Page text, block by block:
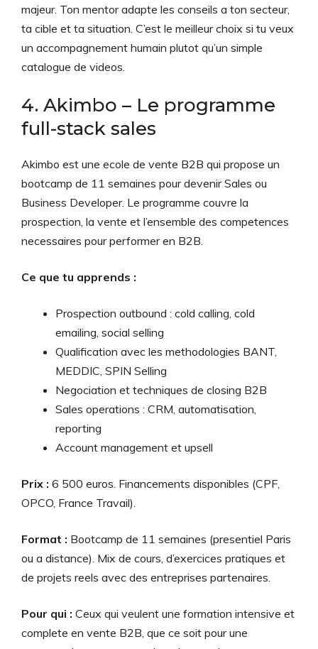
majeur. Ton mentor adapte les conseils a ton secteur,
ta cible et ta situation. C’est le meilleur choix si tu veux
un accompagnement humain plutot qu’un simple
catalogue de videos.
4. Akimbo – Le programme
full-stack sales
Akimbo est une ecole de vente B2B qui propose un
bootcamp de 11 semaines pour devenir Sales ou
Business Developer. Le programme couvre la
prospection, la vente et l’ensemble des competences
necessaires pour performer en B2B.
Ce que tu apprends :
Prospection outbound : cold calling, cold
emailing, social selling
Qualification avec les methodologies BANT,
MEDDIC, SPIN Selling
Negociation et techniques de closing B2B
Sales operations : CRM, automatisation,
reporting
Account management et upsell
Prix : 6 500 euros. Financements disponibles (CPF,
OPCO, France Travail).
Format : Bootcamp de 11 semaines (presentiel Paris
ou a distance). Mix de cours, d’exercices pratiques et
de projets reels avec des entreprises partenaires.
Pour qui : Ceux qui veulent une formation intensive et
complete en vente B2B, que ce soit pour une